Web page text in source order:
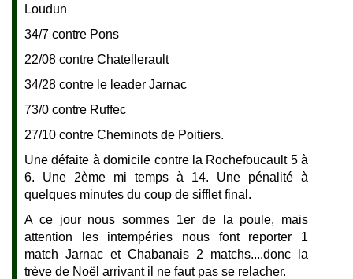
Loudun
34/7 contre Pons
22/08 contre Chatellerault
34/28 contre le leader Jarnac
73/0 contre Ruffec
27/10 contre Cheminots de Poitiers.
Une défaite à domicile contre la Rochefoucault 5 à
6. Une 2ème mi temps à 14. Une pénalité à
quelques minutes du coup de sifflet final.
A ce jour nous sommes 1er de la poule, mais
attention les intempéries nous font reporter 1
match Jarnac et Chabanais 2 matchs....donc la
trève de Noël arrivant il ne faut pas se relacher.